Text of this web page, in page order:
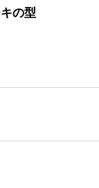
の型